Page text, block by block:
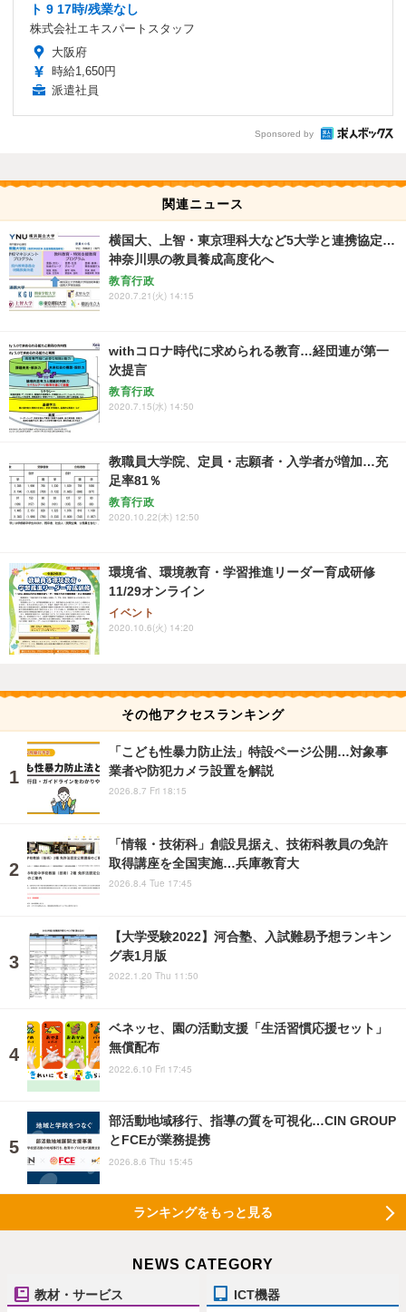
ト 9 17時/残業なし
株式会社エキスパートスタッフ
大阪府
時給1,650円
派遣社員
Sponsored by
関連ニュース
横国大、上智・東京理科大など5大学と連携協定…
神奈川県の教員養成高度化へ
教育行政
2020.7.21(火) 14:15
withコロナ時代に求められる教育…経団連が第一
次提言
教育行政
2020.7.15(水) 14:50
教職員大学院、定員・志願者・入学者が増加…充
足率81％
教育行政
2020.10.22(木) 12:50
環境省、環境教育・学習推進リーダー育成研修
11/29オンライン
イベント
2020.10.6(火) 14:20
その他アクセスランキング
「こども性暴力防止法」特設ページ公開…対象事
業者や防犯カメラ設置を解説
2026.8.7 Fri 18:15
「情報・技術科」創設見据え、技術科教員の免許
取得講座を全国実施…兵庫教育大
2026.8.4 Tue 17:45
【大学受験2022】河合塾、入試難易予想ランキン
グ表1月版
2022.1.20 Thu 11:50
ベネッセ、園の活動支援「生活習慣応援セット」
無償配布
2022.6.10 Fri 17:45
部活動地域移行、指導の質を可視化…CIN GROUP
とFCEが業務提携
2026.8.6 Thu 15:45
ランキングをもっと見る
NEWS CATEGORY
教材・サービス ICT機器